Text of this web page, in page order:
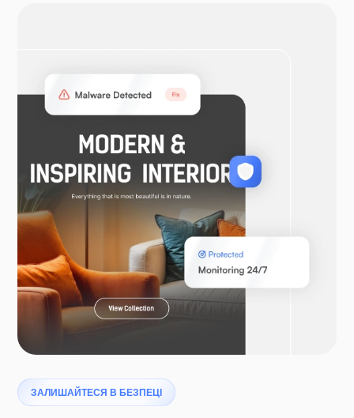
WooCommerce
Ларавель
Птеродактиль
ЗАЛИШАЙТЕСЯ В БЕЗПЕЦІ